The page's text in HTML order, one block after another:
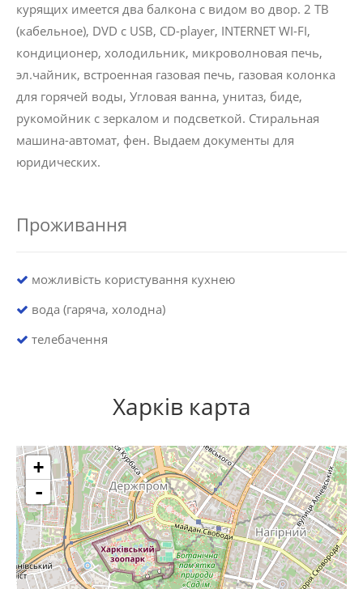
курящих имеется два балкона с видом во двор. 2 ТВ
(кабельное), DVD c USB, CD-player, INTERNET WI-FI,
кондиционер, холодильник, микроволновая печь,
эл.чайник, встроенная газовая печь, газовая колонка
для горячей воды, Угловая ванна, унитаз, биде,
рукомойник с зеркалом и подсветкой. Стиральная
машина-автомат, фен. Выдаем документы для
юридических.
Проживання
можливість користування кухнею
вода (гаряча, холодна)
телебачення
Харків карта
+
-